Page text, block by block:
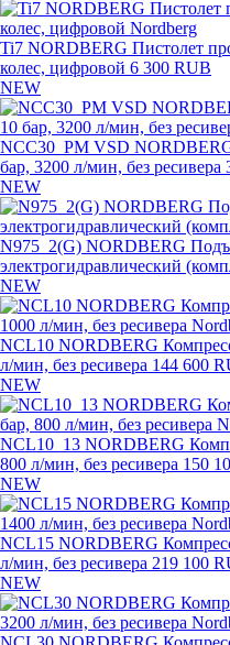
Ti7 NORDBERG Пистолет
колес, цифровой 6 300 RUB
NEW
NCC30_PM VSD
бар, 3200 л/мин, без ресивера
NEW
N975_2(G) NORDBERG
электрогидравлический
NEW
NCL10 NORDBERG
л/мин, без ресивера 144 600
NEW
NCL10_13 NORDBERG
800 л/мин, без ресивера 150
NEW
NCL15 NORDBERG
л/мин, без ресивера 219 100
NEW